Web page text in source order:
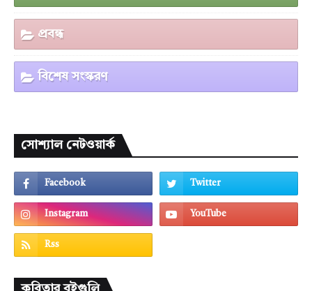
প্রবন্ধ
বিশেষ সংস্করণ
সোশ্যাল নেটওয়ার্ক